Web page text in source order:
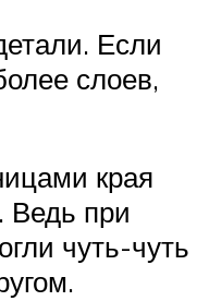
Если
слоев,
края
Ведь при
чуть-чуть